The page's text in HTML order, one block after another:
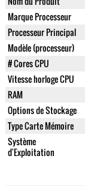
Marque Processeur
Processeur Principal
Modèle (processeur)
# Cores CPU
Vitesse horloge CPU
RAM
Options de Stockage
Type Carte Mémoire
Système
d'Exploitation